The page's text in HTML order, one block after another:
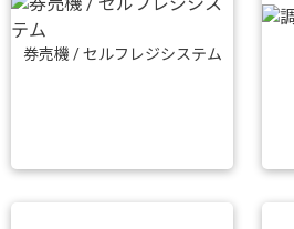
券売機 / セルフレジシステム